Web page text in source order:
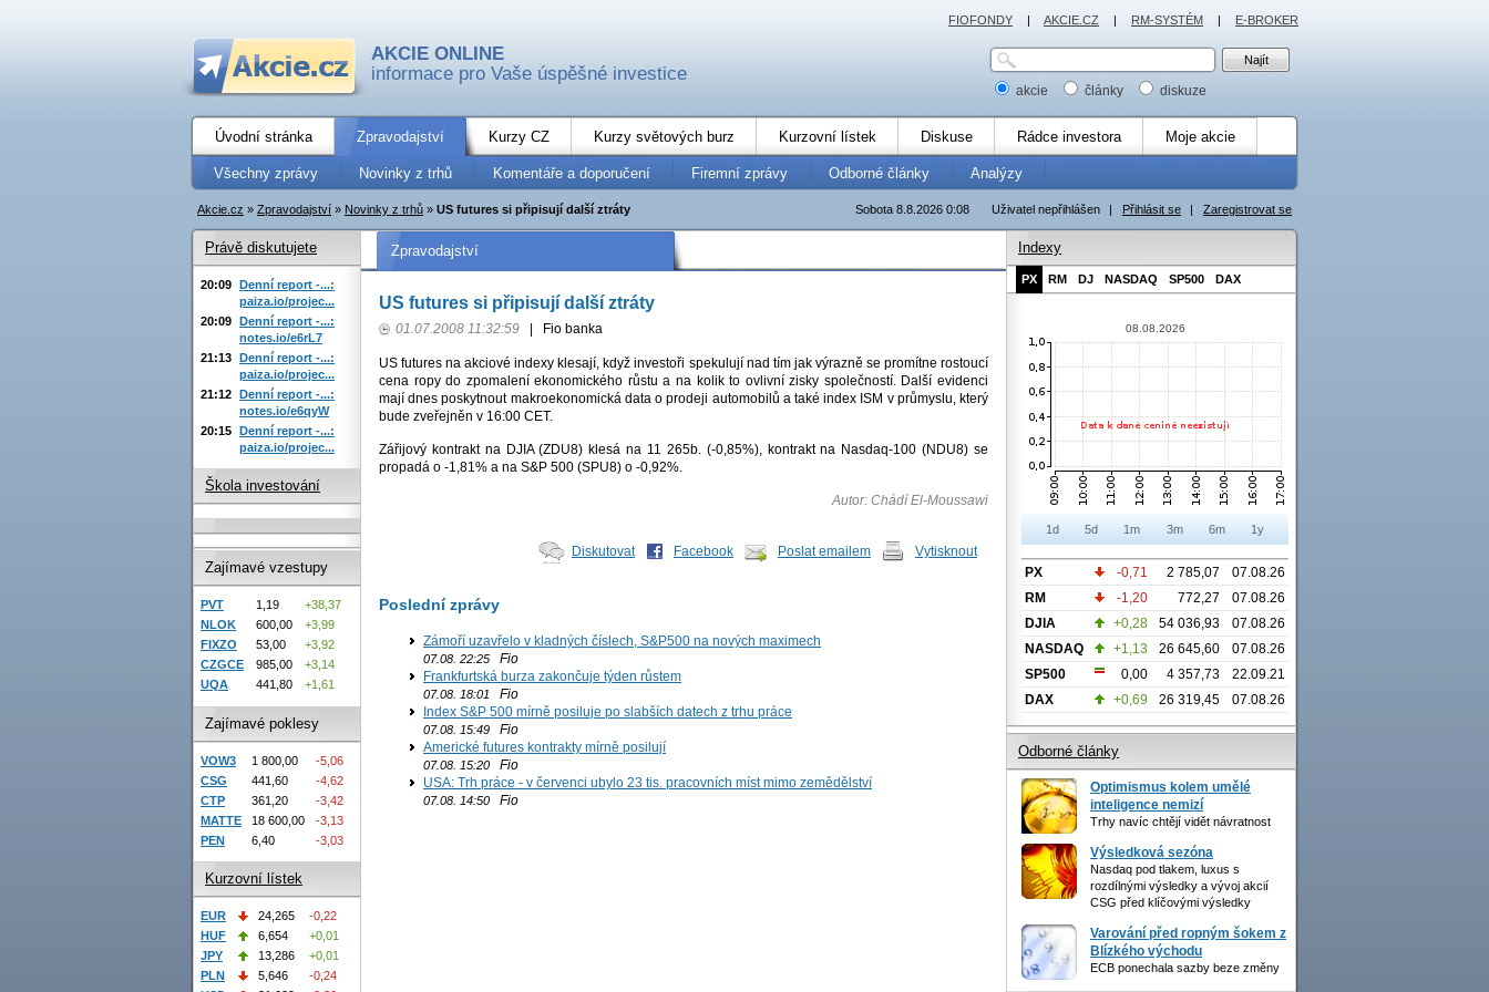
AKCIE ONLINE
informace pro Vaše úspěšné investice
akcie články diskuze
Úvodní stránka Zpravodajství Kurzy CZ Kurzy světových burz Kurzovní lístek Diskuse Rádce investora Moje akcie
Všechny zprávy Novinky z trhů Komentáře a doporučení Firemní zprávy Odborné články Analýzy
Uživatel nepřihlášen | Přihlásit se | Zaregistrovat se
Sobota 8.8.2026 0:08
Akcie.cz » Zpravodajství » Novinky z trhů » US futures si připisují další ztráty
Zpravodajství
US futures si připisují další ztráty
01.07.2008 11:32:59 Fio banka
US futures na akciové indexy klesají, když investoři spekulují nad tím jak výrazně se promítne rostoucí
cena ropy do zpomalení ekonomického růstu a na kolik to ovlivní zisky společností. Další evidenci
mají dnes poskytnout makroekonomická data o prodeji automobilů a také index ISM v průmyslu, který
bude zveřejněn v 16:00 CET.
Zářijový kontrakt na DJIA (ZDU8) klesá na 11 265b. (-0,85%), kontrakt na Nasdaq-100 (NDU8) se
propadá o -1,81% a na S&P 500 (SPU8) o -0,92%.
Autor: Chádí El-Moussawi
Diskutovat Facebook Poslat emailem Vytisknout
Poslední zprávy
Zámoří uzavřelo v kladných číslech, S&P500 na nových maximech
07.08. 22:25 Fio
Frankfurtská burza zakončuje týden růstem
07.08. 18:01
Fio
Index S&P 500 mírně posiluje po slabších datech z trhu práce
07.08. 15:49 Fio
Americké futures kontrakty mírně posilují
07.08. 15:20 Fio
USA: Trh práce - v červenci ubylo 23 tis. pracovních míst mimo zemědělství
07.08. 14:50 Fio
Právě diskutujete
20:09 Denní report -...:
paiza.io/projec...
20:09 Denní report -...:
notes.io/e6rL7
21:13 Denní report -...:
paiza.io/projec...
21:12 Denní report -...:
notes.io/e6qyW
20:15 Denní report -...:
paiza.io/projec...
Škola investování
Zajímavé vzestupy
PVT 1,19
+38,37
NLOK
600,00
+3,99
FIXZO
53,00
+3,92
CZGCE
985,00
+3,14
UQA
441,80 +1,61
Zajímavé poklesy
VOW3 1 800,00
-5,06
CSG
441,60
-4,62
CTP
361,20
-3,42
MATTE
18 600,00
-3,13
PEN
6,40 -3,03
Kurzovní lístek
EUR 24,265
-0,22
HUF
6,654
+0,01
JPY
13,286
+0,01
PLN
5,646
-0,24
Indexy
PX RM DJ NASDAQ SP500 DAX
08.08.2026
1d 5d 1m 3m 6m 1y
PX -0,71 2 785,07
07.08.26
RM
-1,20 772,27
07.08.26
DJIA
+0,28 54 036,93
07.08.26
NASDAQ
+1,13 26 645,60
07.08.26
SP500
0,00 4 357,73
22.09.21
DAX
+0,69 26 319,45 07.08.26
Odborné články
Optimismus kolem umělé
inteligence nemizí
Trhy navíc chtějí vidět návratnost
Výsledková sezóna
Nasdaq pod tlakem, luxus s
rozdílnými výsledky a vývoj akcií
CSG před klíčovými výsledky
Varování před ropným šokem z
Blízkého východu
ECB ponechala sazby beze změny
FIOFONDY | AKCIE.CZ | RM-SYSTÉM | E-BROKER